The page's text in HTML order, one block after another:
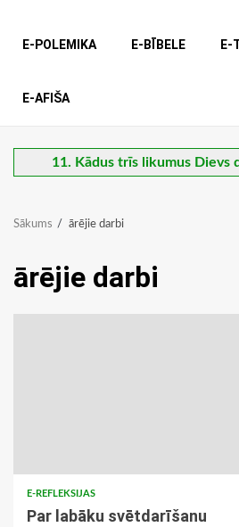
E-POLEMIKA E-BĪBELE E-
E-AFIŠA
11. Kādus trīs likumus Dievs
Sākums ārējie darbi
ārējie darbi
E-REFLEKSIJAS
Par labāku svētdarīšanu